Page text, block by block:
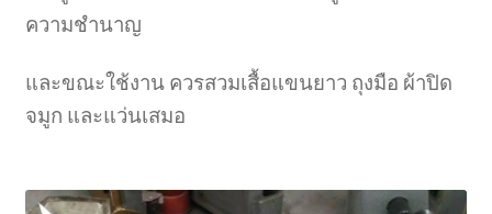
ความชำนาญ
และขณะใช้งาน ควรสวมเสื้อแขนยาว ถุงมือ ผ้าปิด
จมูก และแว่นเสมอ